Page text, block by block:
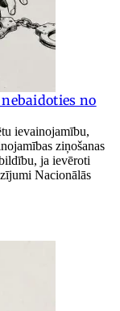
no
ievainojamību,
ziņošanas
ja ievēroti
Nacionālās